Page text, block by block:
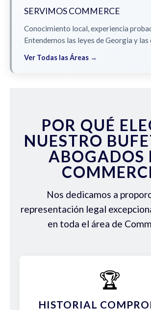
SERVIMOS COMMERCE
Conocimiento local, experiencia
Entendemos las leyes de Georgia y
Ver Todas las Áreas →
POR QUÉ
NUESTRO
ABOGADOS
Nos dedicamos a
representación legal
en toda el área de
🏆
HISTORIAL